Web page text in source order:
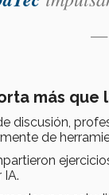
—
más que
discusión,
de